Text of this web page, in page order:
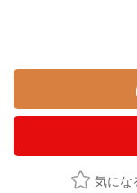
気にな